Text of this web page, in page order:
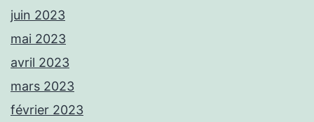
juin 2023
mai 2023
avril 2023
mars 2023
février 2023